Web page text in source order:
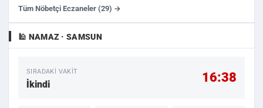
Tüm Nöbetçi Eczaneler (29) →
🕌 NAMAZ · SAMSUN
SIRADAKI VAKIT
İkindi 16:38